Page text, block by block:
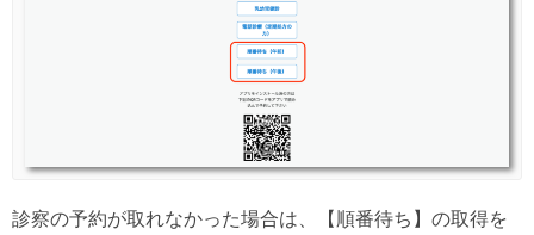
診察の予約が取れなかった場合は、【順番待ち】の取得を